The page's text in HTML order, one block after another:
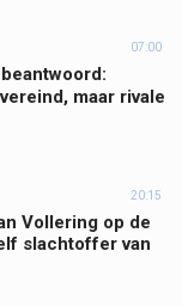
07:00
maar rivale
20:15
Vollering op de
slachtoffer van